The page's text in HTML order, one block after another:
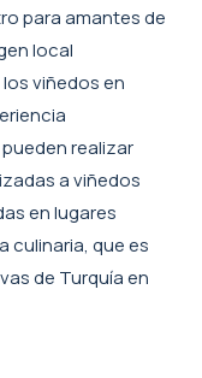
para amantes de
local
viñedos en
realizar
a viñedos
en lugares
culinaria, que es
de Turquía en